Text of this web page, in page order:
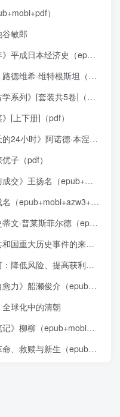
）
谷敏郎
本经济史（epub+mobi+azw3+pdf）
维特根斯坦（epub+mobi+azw3+pdf）
套装共5卷]（epub+mobi+azw3+pdf）
[上下册]（pdf）
阿诺德·本涅特（epub+mobi+azw3+pdf）
子（pdf）
王扬名（epub+mobi+azw3+pdf）
（epub+mobi+azw3+pdf）
斯菲尔德（epub+mobi+azw3+pdf）
史事件的来龙去脉》（全二册）（pdf）
高获利的股市真规则(epub+azw3+mobi)
濑俊介（epub+mobi+azw3+pdf）
全球化中的清朝
柳（epub+mobi+azw3+pdf）
与新生（epub+mobi+azw3+pdf）